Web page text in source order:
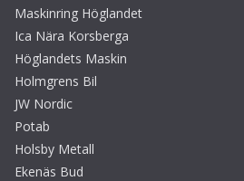
Maskinring Höglandet
Ica Nära Korsberga
Höglandets Maskin
Holmgrens Bil
JW Nordic
Potab
Holsby Metall
Ekenäs Bud